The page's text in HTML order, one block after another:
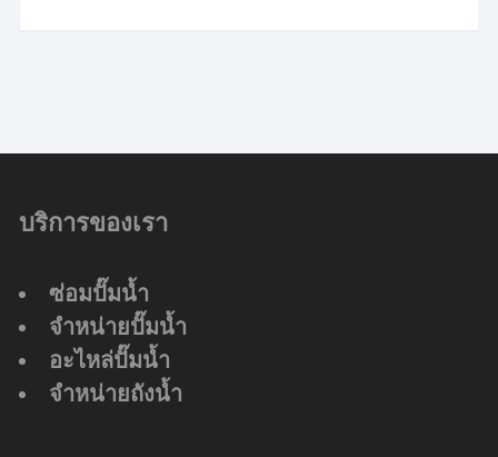
บริการของเรา
ซ่อมปั๊มน้ำ
จำหน่ายปั๊มน้ำ
อะไหล่ปั๊มน้ำ
จำหน่ายถังน้ำ